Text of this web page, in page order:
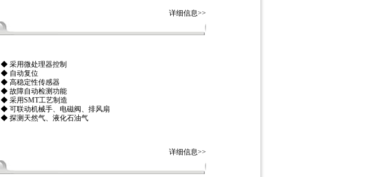
详细信息>>
◆ 采用微处理器控制
◆ 自动复位
◆ 高稳定性传感器
◆ 故障自动检测功能
◆ 采用SMT工艺制造
◆ 可联动机械手、电磁阀、排风扇
◆ 探测天然气、液化石油气
详细信息>>